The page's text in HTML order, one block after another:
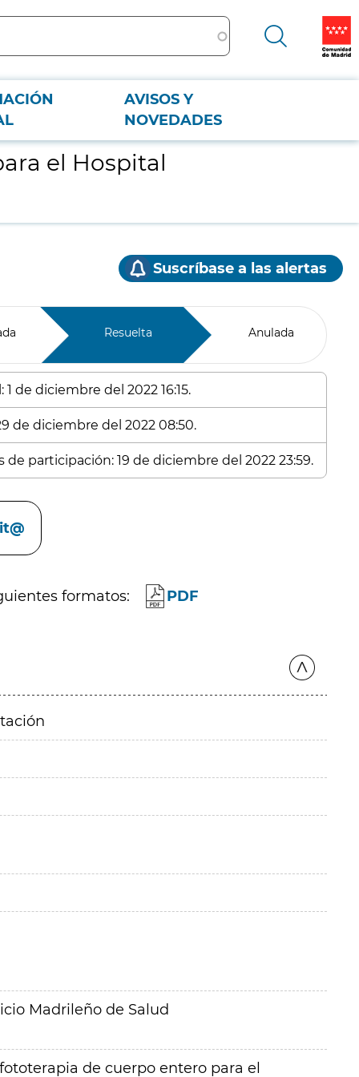
AVISOS Y
NOVEDADES
el Hospital
Suscríbase a las alertas
Resuelta Anulada
de diciembre del 2022 16:15.
de diciembre del 2022 08:50.
participación: 19 de diciembre del 2022 23:59.
formatos: PDF
Madrileño de Salud
de cuerpo entero para el